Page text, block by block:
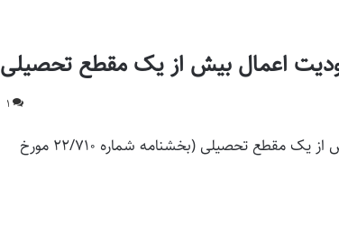
اعمال بیش از یک مقطع تحصیلی
1
نحوه اعمال مدرک تحصیلی ایثارگران فارغ از محدودیت اعمال بیش از یک مقطع تحصیلی (بخشنامه شماره ۲۲/۷۱۰ مورخ